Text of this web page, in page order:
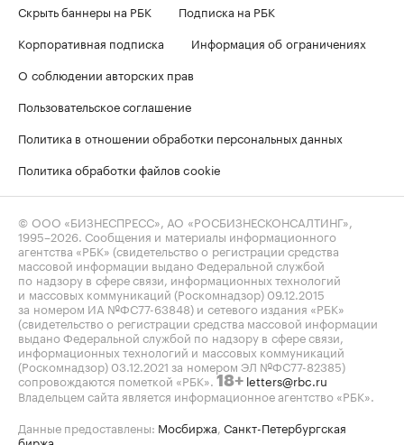
Скрыть баннеры на РБК
Подписка на РБК
Корпоративная подписка
Информация об ограничениях
О соблюдении авторских прав
Пользовательское соглашение
Политика в отношении обработки персональных данных
Политика обработки файлов cookie
© ООО «БИЗНЕСПРЕСС», АО «РОСБИЗНЕСКОНСАЛТИНГ»,
1995–2026 . Сообщения и материалы информационного
агентства «РБК» (свидетельство о регистрации средства
массовой информации выдано Федеральной службой
по надзору в сфере связи, информационных технологий
и массовых коммуникаций (Роскомнадзор) 09.12.2015
за номером ИА №ФС77-63848) и сетевого издания «РБК»
(свидетельство о регистрации средства массовой информации
выдано Федеральной службой по надзору в сфере связи,
информационных технологий и массовых коммуникаций
(Роскомнадзор) 03.12.2021 за номером ЭЛ №ФС77-82385)
сопровождаются пометкой «РБК». 18+ letters@rbc.ru
Владельцем сайта является информационное агентство «РБК».
Данные предоставлены: Мосбиржа Санкт-Петербургская
биржа